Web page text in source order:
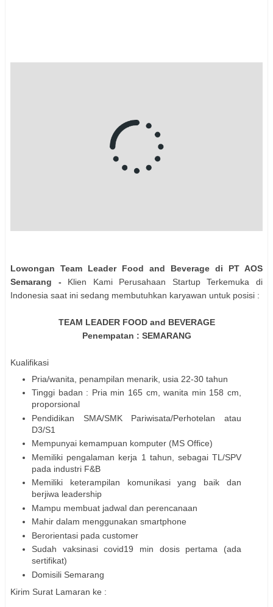
Lowongan Team Leader Food and Beverage di PT AOS
Semarang - Klien Kami Perusahaan Startup Terkemuka di
Indonesia saat ini sedang membutuhkan karyawan untuk posisi :
TEAM LEADER FOOD and BEVERAGE
Penempatan : SEMARANG
Kualifikasi
Pria/wanita, penampilan menarik, usia 22-30 tahun
Tinggi badan : Pria min 165 cm, wanita min 158 cm,
proporsional
Pendidikan SMA/SMK Pariwisata/Perhotelan atau
D3/S1
Mempunyai kemampuan komputer (MS Office)
Memiliki pengalaman kerja 1 tahun, sebagai TL/SPV
pada industri F&B
Memiliki keterampilan komunikasi yang baik dan
berjiwa leadership
Mampu membuat jadwal dan perencanaan
Mahir dalam menggunakan smartphone
Berorientasi pada customer
Sudah vaksinasi covid19 min dosis pertama (ada
sertifikat)
Domisili Semarang
Kirim Surat Lamaran ke :